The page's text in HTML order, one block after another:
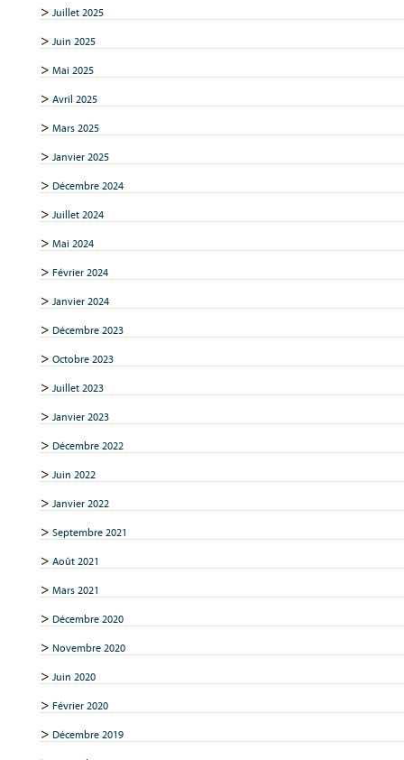
Juillet 2025
Juin 2025
Mai 2025
Avril 2025
Mars 2025
Janvier 2025
Décembre 2024
Juillet 2024
Mai 2024
Février 2024
Janvier 2024
Décembre 2023
Octobre 2023
Juillet 2023
Janvier 2023
Décembre 2022
Juin 2022
Janvier 2022
Septembre 2021
Août 2021
Mars 2021
Décembre 2020
Novembre 2020
Juin 2020
Février 2020
Décembre 2019